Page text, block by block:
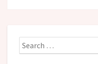
Search
for: